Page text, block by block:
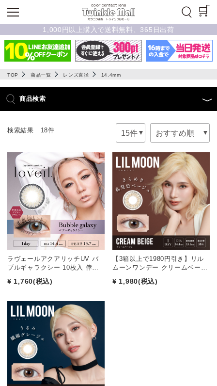
1,000円以上購入で送料無料、365日出荷
TOP 商品一覧 レンズ直径 14.4mm
商品検索
検索結果 18件
ラヴェールアクアリッチUV バ
ブルギャラクシー 10枚入 倖…
¥ 1,760(税込)
【3箱以上で1980円引き】リル
ムーンワンデー クリームベー…
¥ 1,980(税込)